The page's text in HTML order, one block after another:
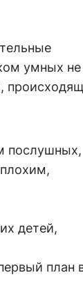
умных
послушных,
детей,
план